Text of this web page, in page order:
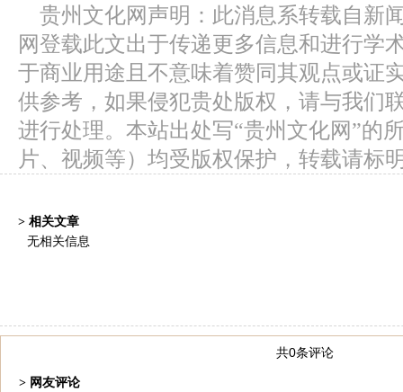
贵州文化网声明：此消息系转载自新
网登载此文出于传递更多信息和进行学
于商业用途且不意味着赞同其观点或证
供参考，如果侵犯贵处版权，请与我们
进行处理。本站出处写“贵州文化网”的
片、视频等）均受版权保护，转载请标
> 相关文章
无相关信息
共0条评论
> 网友评论